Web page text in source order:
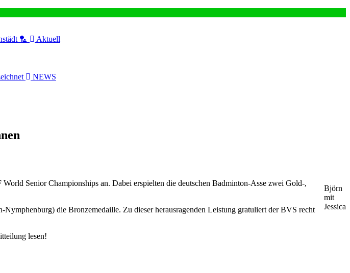
🏸
Aktuell
NEWS
Björn
mit
Jessica
Senior Championships an. Dabei erspielten die deutschen Badminton-Asse zwei Gold-,
die Bronzemedaille. Zu dieser herausragenden Leistung gratuliert der BVS recht
lesen!